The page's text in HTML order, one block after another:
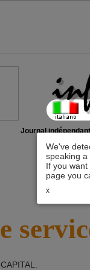
We've
speaking
If you
page you
x
Journal